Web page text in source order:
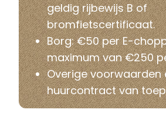
geldig rijbewijs B of
bromfietscertificaat.
Borg: €50 per E-
maximum van €250
Overige voorwaarden
huurcontract van